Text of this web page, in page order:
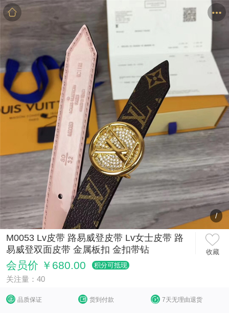
详情
/
M0053 Lv皮带 路易威登皮带 Lv女士皮带 路
易威登双面皮带 金属板扣 金扣带钻
收藏
会员价 ￥680.00 积分可抵现
关注量：40
品质保证 货到付款 7天无理由退货